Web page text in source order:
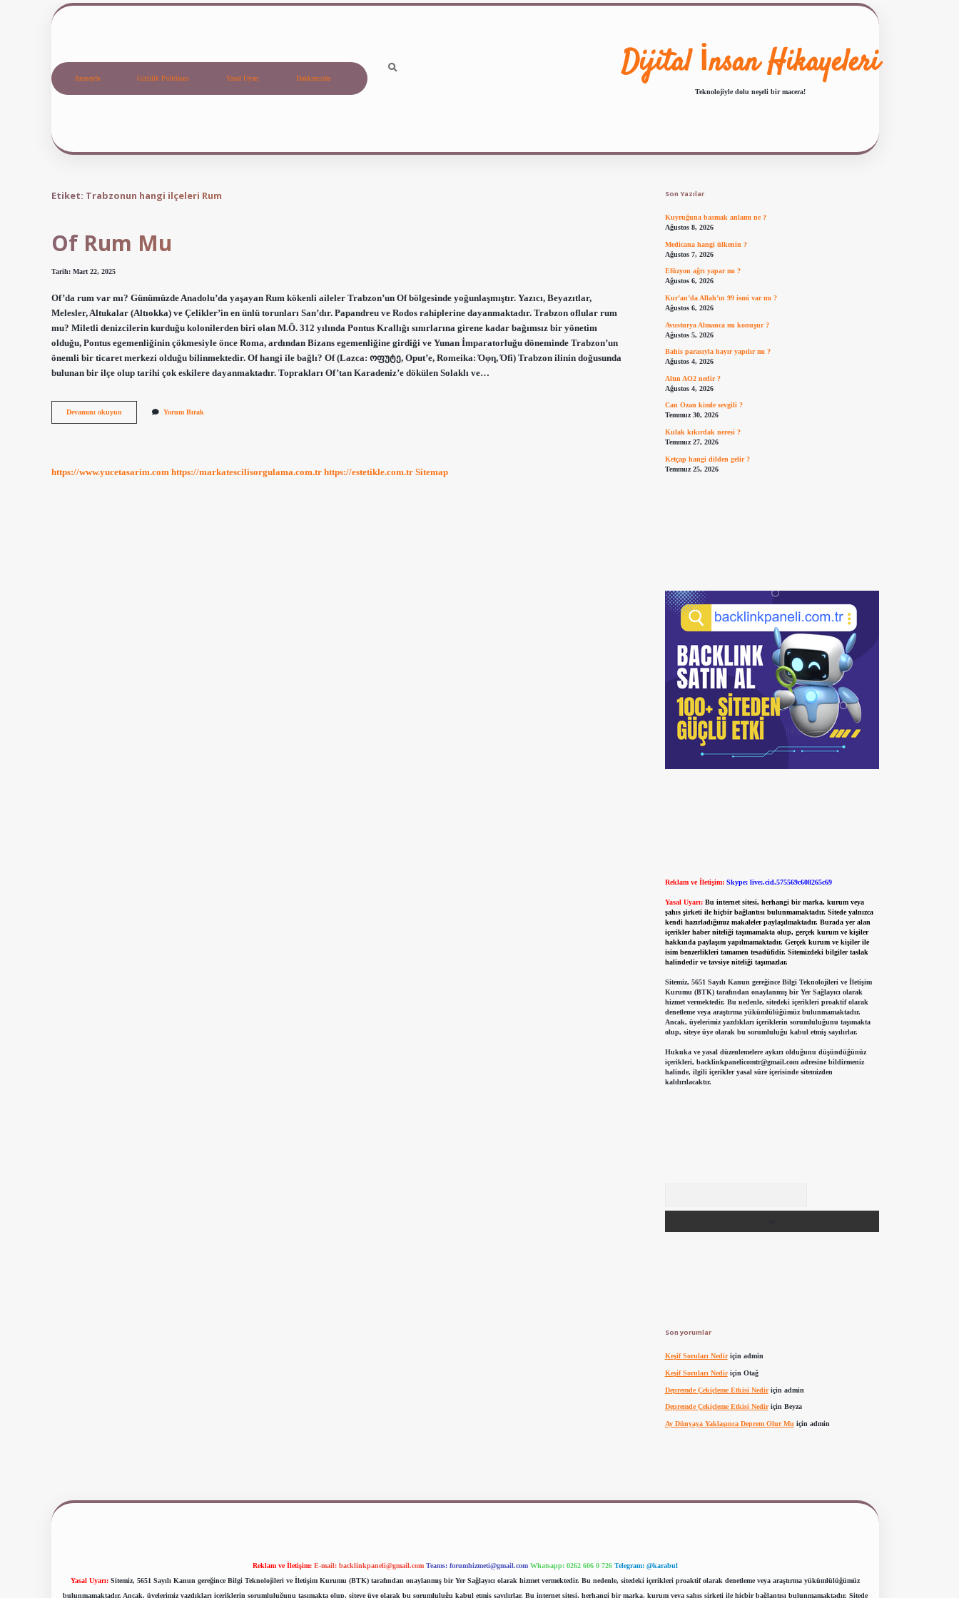
Anasayfa Gizlilik Politikası Yasal Uyarı Hakkımızda Dijital İnsan Hikayeleri
Teknolojiyle dolu neşeli bir macera!
Etiket: Trabzonun hangi ilçeleri Rum
Of Rum Mu
Tarih: Mart 22, 2025
Of’da rum var mı? Günümüzde Anadolu’da yaşayan Rum kökenli aileler Trabzon’un Of bölgesinde yoğunlaşmıştır. Yazıcı, Beyazıtlar,
Melesler, Altukalar (Altıokka) ve Çelikler’in en ünlü torunları San’dır. Papandreu ve Rodos rahiplerine dayanmaktadır. Trabzon oflular rum
mu? Miletli denizcilerin kurduğu kolonilerden biri olan M.Ö. 312 yılında Pontus Krallığı sınırlarına girene kadar bağımsız bir yönetim
olduğu, Pontus egemenliğinin çökmesiyle önce Roma, ardından Bizans egemenliğine girdiği ve Yunan İmparatorluğu döneminde Trabzon’un
önemli bir ticaret merkezi olduğu bilinmektedir. Of hangi ile bağlı? Of (Lazca: ოფუტე, Oput’e, Romeika: Όφη, Όfi) Trabzon ilinin doğusunda
bulunan bir ilçe olup tarihi çok eskilere dayanmaktadır. Toprakları Of’tan Karadeniz’e dökülen Solaklı ve…
Devamını okuyun
Rum
Yorum Bırak
https://www.yucetasarim.com https://markatescilisorgulama.com.tr https://estetikle.com.tr Sitemap
Son Yazılar
Kuyruğuna basmak anlamı ne ?
Ağustos 8, 2026
Medicana hangi ülkenin ?
Ağustos 7, 2026
Efüzyon ağrı yapar mı ?
Ağustos 6, 2026
Kur’an’da Allah’ın 99 ismi var mı ?
Ağustos 6, 2026
Avusturya Almanca mı konuşur ?
Ağustos 5, 2026
Bahis parasıyla hayır yapılır mı ?
Ağustos 4, 2026
Altın AO2 nedir ?
Ağustos 4, 2026
Can Ozan kimle sevgili ?
Temmuz 30, 2026
Kulak kıkırdak neresi ?
Temmuz 27, 2026
Ketçap hangi dilden gelir ?
Temmuz 25, 2026
Reklam ve İletişim: Skype: live:.cid.575569c608265c69
Yasal Uyarı: Bu internet sitesi, herhangi bir marka, kurum veya
şahıs şirketi ile hiçbir bağlantısı bulunmamaktadır. Sitede yalnızca
kendi hazırladığımız makaleler paylaşılmaktadır. Burada yer alan
içerikler haber niteliği taşımamakta olup, gerçek kurum ve kişiler
hakkında paylaşım yapılmamaktadır. Gerçek kurum ve kişiler ile
isim benzerlikleri tamamen tesadüfidir. Sitemizdeki bilgiler taslak
halindedir ve tavsiye niteliği taşımazlar.
Sitemiz, 5651 Sayılı Kanun gereğince Bilgi Teknolojileri ve İletişim
Kurumu (BTK) tarafından onaylanmış bir Yer Sağlayıcı olarak
hizmet vermektedir. Bu nedenle, sitedeki içerikleri proaktif olarak
denetleme veya araştırma yükümlülüğümüz bulunmamaktadır.
Ancak, üyelerimiz yazdıkları içeriklerin sorumluluğunu taşımakta
olup, siteye üye olarak bu sorumluluğu kabul etmiş sayılırlar.
Hukuka ve yasal düzenlemelere aykırı olduğunu düşündüğünüz
içerikleri, backlinkpanelicomtr@gmail.comadresine bildirmeniz
halinde, ilgili içerikler yasal süre içerisinde sitemizden
kaldırılacaktır.
Son yorumlar
Keşif Soruları Nediriçin admin
Keşif Soruları Nediriçin Otağ
Depremde Çekiçleme Etkisi Nediriçin admin
Depremde Çekiçleme Etkisi Nediriçin Beyza
Ay Dünyaya Yaklaşınca Deprem Olur Mu için admin
Reklam ve İletişim: E-mail: backlinkpaneli@gmail.com Teams: forumhizmeti@gmail.com Whatsapp: 0262 606 0 726 Telegram: @karabul
Yasal Uyarı: Sitemiz, 5651 Sayılı Kanun gereğince Bilgi Teknolojileri ve İletişim Kurumu (BTK) tarafından onaylanmış bir Yer Sağlayıcı olarak hizmet vermektedir. Bu nedenle, sitedeki içerikleri proaktif olarak denetleme veya araştırma yükümlülüğümüz
bulunmamaktadır. Ancak, üyelerimiz yazdıkları içeriklerin sorumluluğunu taşımakta olup, siteye üye olarak bu sorumluluğu kabul etmiş sayılırlar. Bu internet sitesi, herhangi bir marka, kurum veya şahıs şirketi ile hiçbir bağlantısı bulunmamaktadır. Sitede